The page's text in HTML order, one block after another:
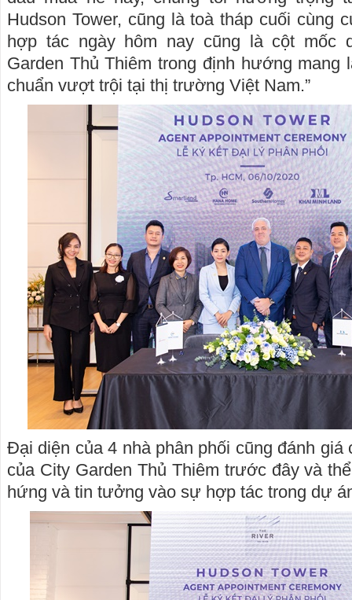
Hudson Tower, cũng là toà tháp cuối cùng
hợp tác ngày hôm nay cũng là cột mốc
Garden Thủ Thiêm trong định hướng mang
chuẩn vượt trội tại thị trường Việt Nam.”
Đại diện của 4 nhà phân phối cũng đánh giá
của City Garden Thủ Thiêm trước đây và
hứng và tin tưởng vào sự hợp tác trong dự